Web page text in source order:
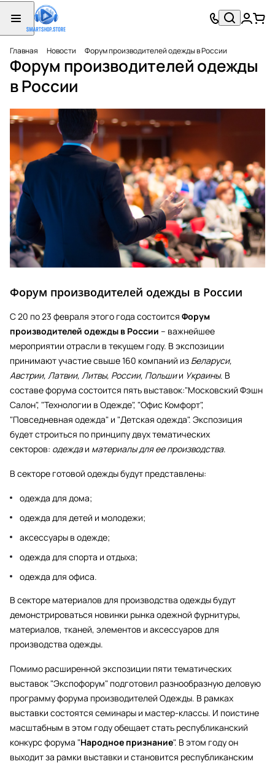
Главная Новости Форум производителей одежды в России
Форум производителей одежды
в России
Форум производителей одежды в России
С 20 по 23 февраля этого года состоится Форум
производителей одежды в России – важнейшее
мероприятии отрасли в текущем году. В экспозиции
принимают участие свыше 160 компаний из Беларуси,
Австрии, Латвии, Литвы, России, Польшии Украины. В
составе форума состоится пять выставок:"Московский Фэшн
Салон", "Технологии в Одежде", "Офис Комфорт",
"Повседневная одежда" и "Детская одежда". Экспозиция
будет строиться по принципу двух тематических
секторов: одеждаи материалы для ее производства.
В секторе готовой одежды будут представлены:
одежда для дома;
одежда для детей и молодежи;
аксессуары в одежде;
одежда для спорта и отдыха;
одежда для офиса.
В секторе материалов для производства одежды будут
демонстрироваться новинки рынка одежной фурнитуры,
материалов, тканей, элементов и аксессуаров для
производства одежды.
Помимо расширенной экспозиции пяти тематических
выставок "Экспофорум" подготовил разнообразную деловую
программу форума производителей Одежды. В рамках
выставки состоятся семинары и мастер-классы. И поистине
масштабным в этом году обещает стать республиканский
конкурс форума "Народное признание". В этом году он
выходит за рамки выставки и становится республиканским